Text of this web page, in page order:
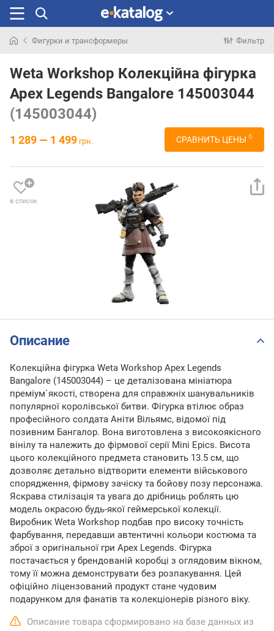
раньше
Фигурки и трансформеры Фильтр
Weta Workshop Колекційна фігурка
Apex Legends Bangalore 145003044
(145003044)
1 289 — 1 499 грн. СРАВНИТЬ ЦЕНЫ 6
в список
Описание
Колекційна фігурка Weta Workshop Apex Legends
Bangalore (145003044) – це деталізована мініатюра
преміум`якості, створена для справжніх шанувальників
популярної королівської битви. Фігурка втілює образ
професійного солдата Аніти Вільямс, відомої під
позивним Бангалор. Вона виготовлена з високоякісного
вінілу та належить до фірмової серії Mini Epics. Висота
цього колекційного предмета становить 13.5 см, що
дозволяє детально відтворити елементи військового
спорядження, фірмову зачіску та бойову позу персонажа.
Яскрава стилізація та увага до дрібниць роблять цю
модель окрасою будь-якої геймерської колекції.
Виробник Weta Workshop подбав про високу точність
фарбування, передавши автентичні кольори костюма та
зброї з оригінальної гри Apex Legends. Фігурка
постачається у брендованій коробці з оглядовим вікном,
тому її можна демонструвати без розпакування. Цей
офіційно ліцензований продукт стане чудовим
подарунком для фанатів та колекціонерів різного віку.
Описание товара сформировано на базе данных из